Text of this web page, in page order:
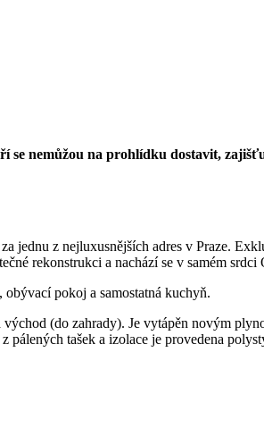
nemůžou na prohlídku dostavit,
jednu z nejluxusnějších adres v Praze.
rekonstrukci a nachází se v samém srdci
pokoj a samostatná kuchyň.
(do zahrady). Je vytápěn novým
pálených tašek a izolace je provedena